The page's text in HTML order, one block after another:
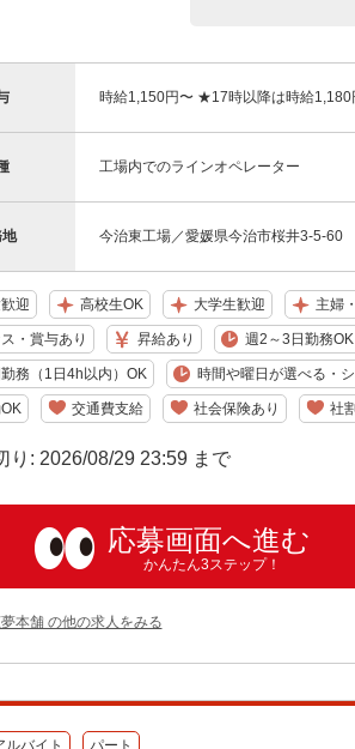
時給1,150円〜 ★17時以降は時給
工場内でのラインオペレーター
今治東工場／愛媛県今治市桜井3-5-60
迎 高校生OK 大学生歓迎 主婦
・賞与あり 昇給あり 週2～3日勤務OK
務（1日4h以内）OK 時間や曜日が選べる・
交通費支給 社会保険あり 社
り: 2026/08/29 23:59 まで
応募画面へ進む
かんたん3ステップ！
本舗 の他の求人をみる
ルバイト パート